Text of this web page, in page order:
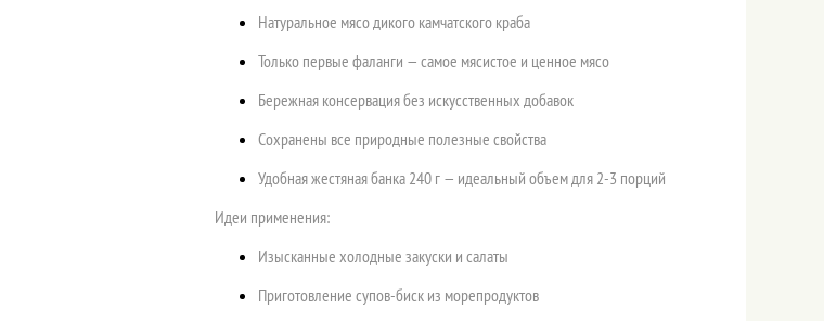
Натуральное мясо дикого камчатского краба
Только первые фаланги — самое мясистое и ценное мясо
Бережная консервация без искусственных добавок
Сохранены все природные полезные свойства
Удобная жестяная банка 240 г — идеальный объем для 2-3 порций
Идеи применения:
Изысканные холодные закуски и салаты
Приготовление супов-биск из морепродуктов